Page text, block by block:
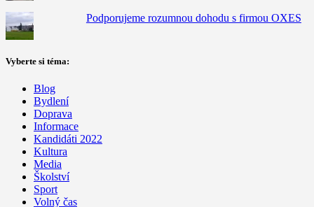
Podporujeme rozumnou dohodu s firmou OXES
Vyberte si téma:
Blog
Bydlení
Doprava
Informace
Kandidáti 2022
Kultura
Media
Školství
Sport
Volný čas